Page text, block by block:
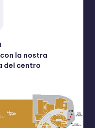
la nostra
del centro